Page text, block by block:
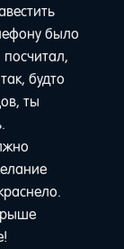
было
будто
ты